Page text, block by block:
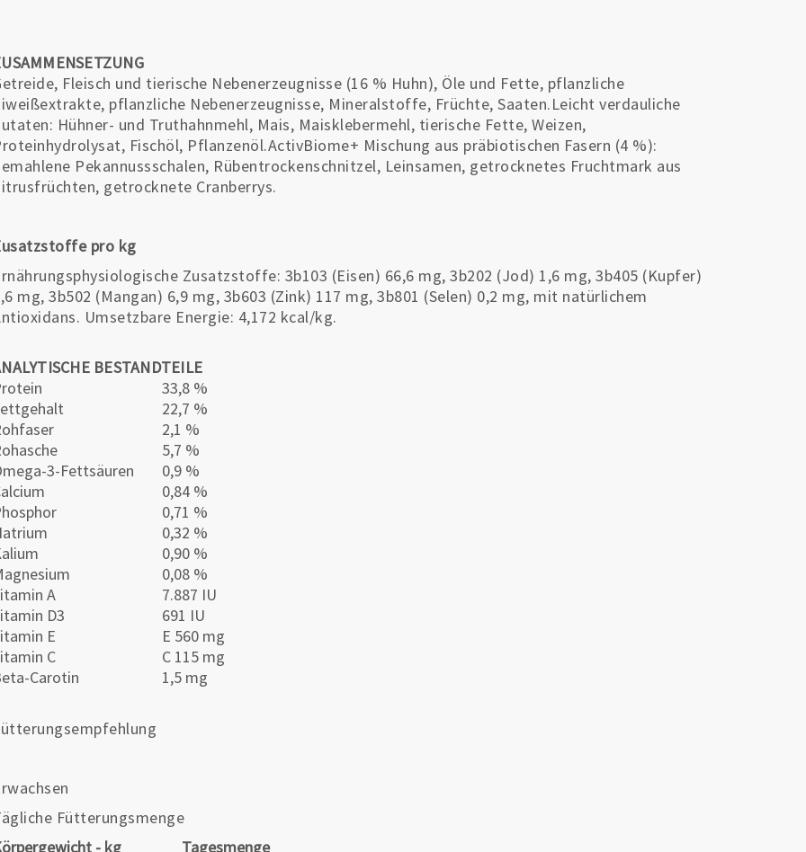
Fleisch und tierische Nebenerzeugnisse (16 % Huhn), Öle und Fette, pflanzliche
pflanzliche Nebenerzeugnisse, Mineralstoffe, Früchte, Saaten.Leicht verdauliche
Hühner- und Truthahnmehl, Mais, Maisklebermehl, tierische Fette, Weizen,
Fischöl, Pflanzenöl.ActivBiome+ Mischung aus präbiotischen Fasern (4 %):
Pekannussschalen, Rübentrockenschnitzel, Leinsamen, getrocknetes Fruchtmark aus
getrocknete Cranberrys.
pro kg
Zusatzstoffe: 3b103 (Eisen) 66,6 mg, 3b202 (Jod) 1,6 mg, 3b405 (Kupfer)
mg, 3b502 (Mangan) 6,9 mg, 3b603 (Zink) 117 mg, 3b801 (Selen) 0,2 mg, mit natürlichem
Umsetzbare Energie: 4,172 kcal/kg.
BESTANDTEILE
33,8 %
22,7 %
2,1 %
5,7 %
3-Fettsäuren
0,9 %
0,84 %
0,71 %
0,32 %
0,90 %
0,08 %
A
7.887 IU
D3
691 IU
E
E 560 mg
C
C 115 mg
Carotin
1,5 mg
Fütterungsmenge
- kg
Tagesmenge